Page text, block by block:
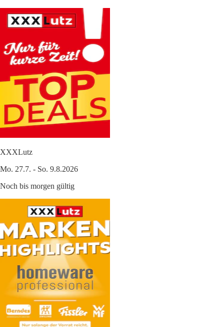
XXXLutz
Mo. 27.7. - So. 9.8.2026
Noch bis morgen gültig